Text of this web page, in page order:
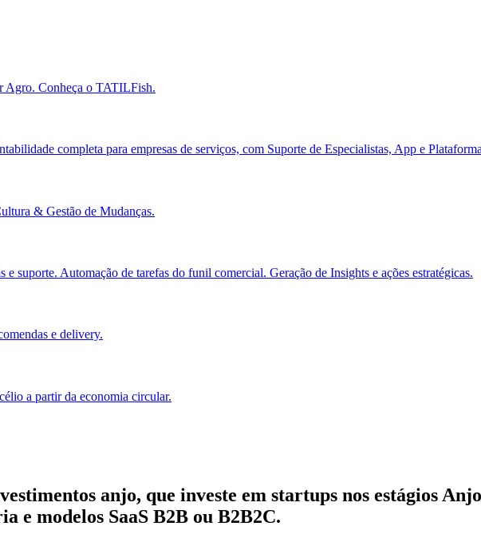
Agro. Conheça o TATILFish.
completa para empresas de serviços, com Suporte de Especialistas, App e
& Gestão de Mudanças.
suporte. Automação de tarefas do funil comercial. Geração de Insights e ações estratégicas.
e delivery.
a partir da economia circular.
anjo, que investe em startups nos estágios
e modelos SaaS B2B ou B2B2C.